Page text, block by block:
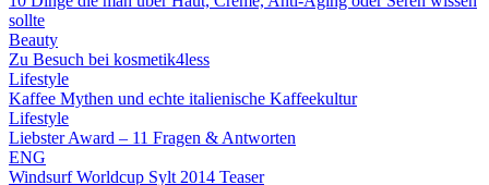
sollte
Beauty
Zu Besuch bei kosmetik4less
Lifestyle
Kaffee Mythen und echte italienische Kaffeekultur
Lifestyle
Liebster Award – 11 Fragen & Antworten
ENG
Windsurf Worldcup Sylt 2014 Teaser